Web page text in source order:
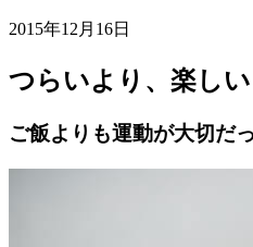
2015年12月16日
つらいより、楽し
ご飯よりも運動が大切だ